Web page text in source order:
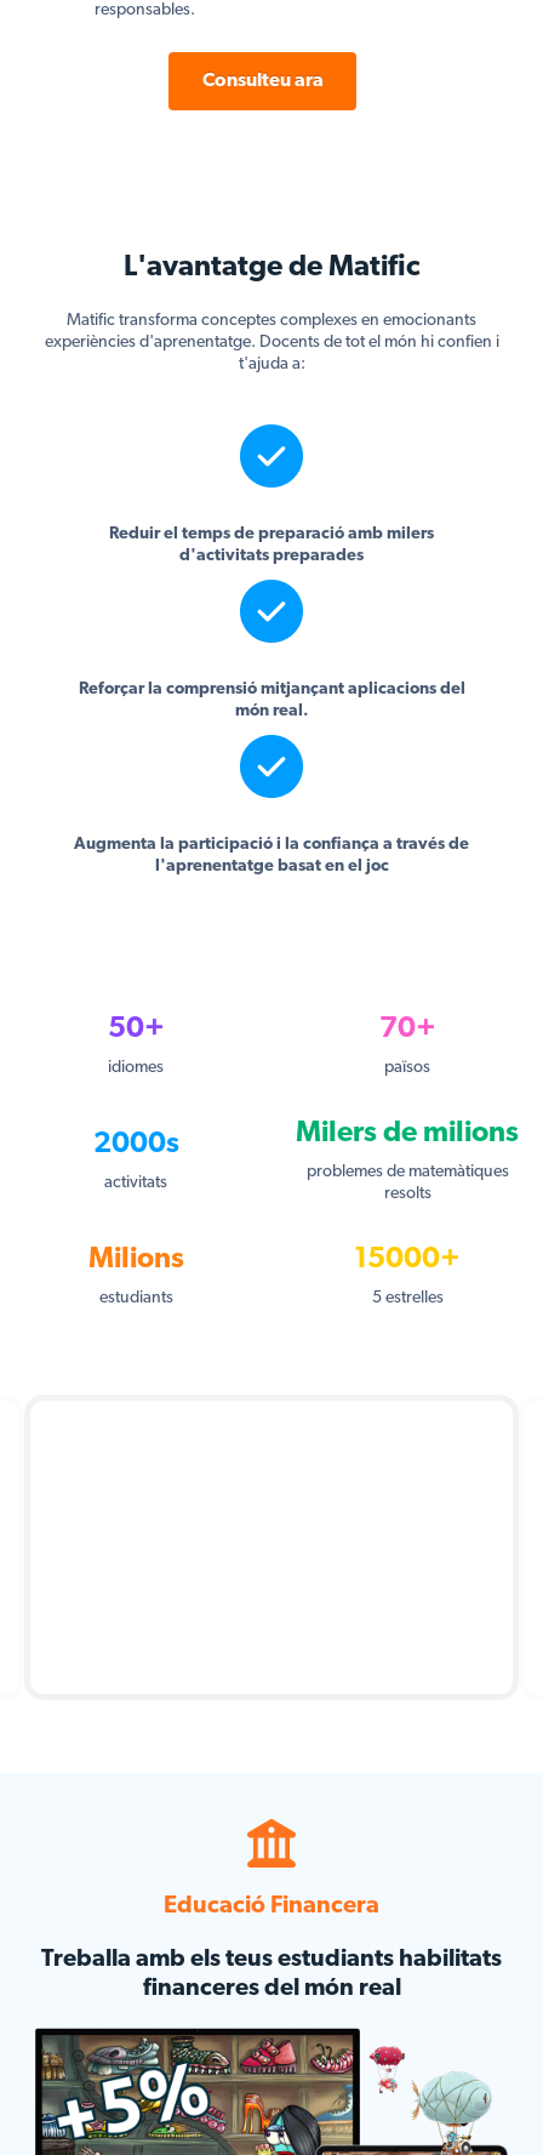
responsables.
Consulteu ara
L'avantatge de Matific
Matific transforma conceptes complexes en emocionants
experiències d'aprenentatge. Docents de tot el món hi confien i
t'ajuda a:
Reduir el temps de preparació amb milers
d'activitats preparades
Reforçar la comprensió mitjançant aplicacions del
món real.
Augmenta la participació i la confiança a través de
l'aprenentatge basat en el joc
50+
idiomes
70+
països
2000s
activitats
Milers de milions
problemes de matemàtiques
resolts
Milions
estudiants
15000+
5 estrelles
Educació Financera
Treballa amb els teus estudiants habilitats
financeres del món real